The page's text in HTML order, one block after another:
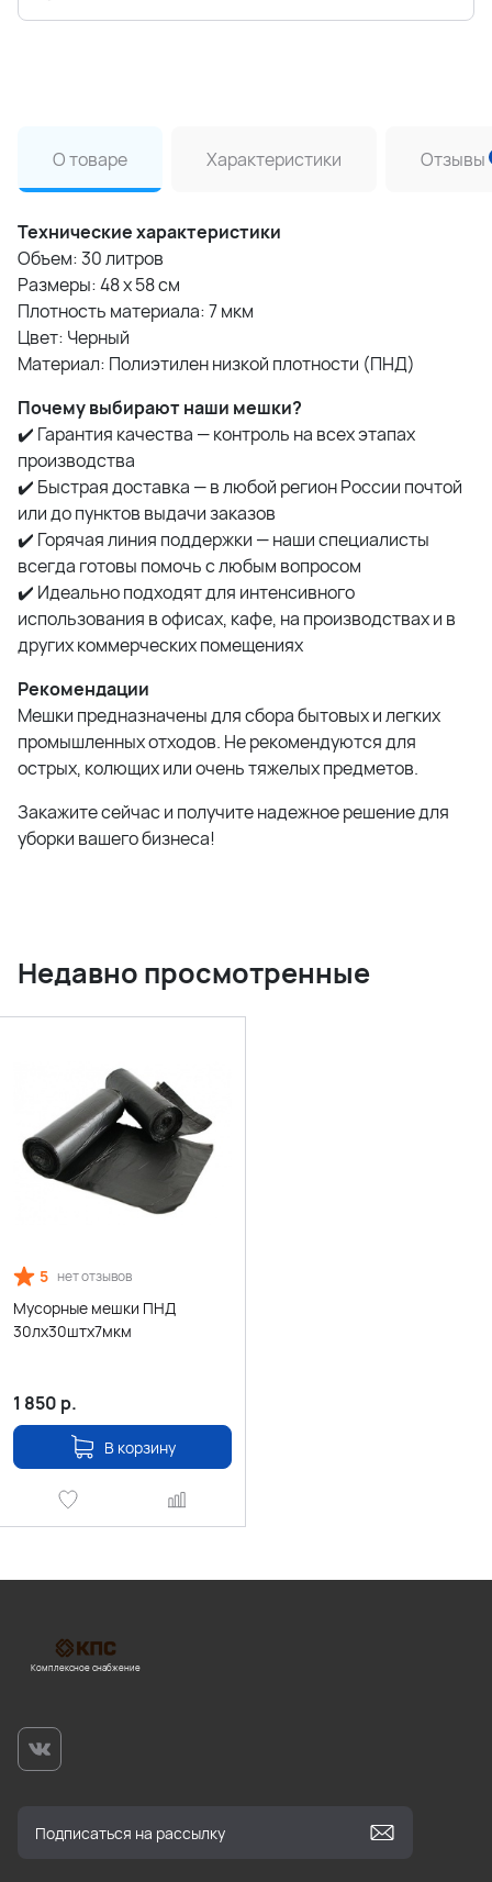
О товаре Характеристики Отзывы
Технические характеристики
Объем: 30 литров
Размеры: 48 x 58 см
Плотность материала: 7 мкм
Цвет: Черный
Материал: Полиэтилен низкой плотности (ПНД)
Почему выбирают наши мешки?
✔️ Гарантия качества — контроль на всех этапах
производства
✔️ Быстрая доставка — в любой регион России почтой
или до пунктов выдачи заказов
✔️ Горячая линия поддержки — наши специалисты
всегда готовы помочь с любым вопросом
✔️ Идеально подходят для интенсивного
использования в офисах, кафе, на производствах и в
других коммерческих помещениях
Рекомендации
Мешки предназначены для сбора бытовых и легких
промышленных отходов. Не рекомендуются для
острых, колющих или очень тяжелых предметов.
Закажите сейчас и получите надежное решение для
уборки вашего бизнеса!
Недавно просмотренные
5 нет отзывов
Мусорные мешки ПНД
30лх30штх7мкм
1 850 р.
В корзину
Комплексное снабжение